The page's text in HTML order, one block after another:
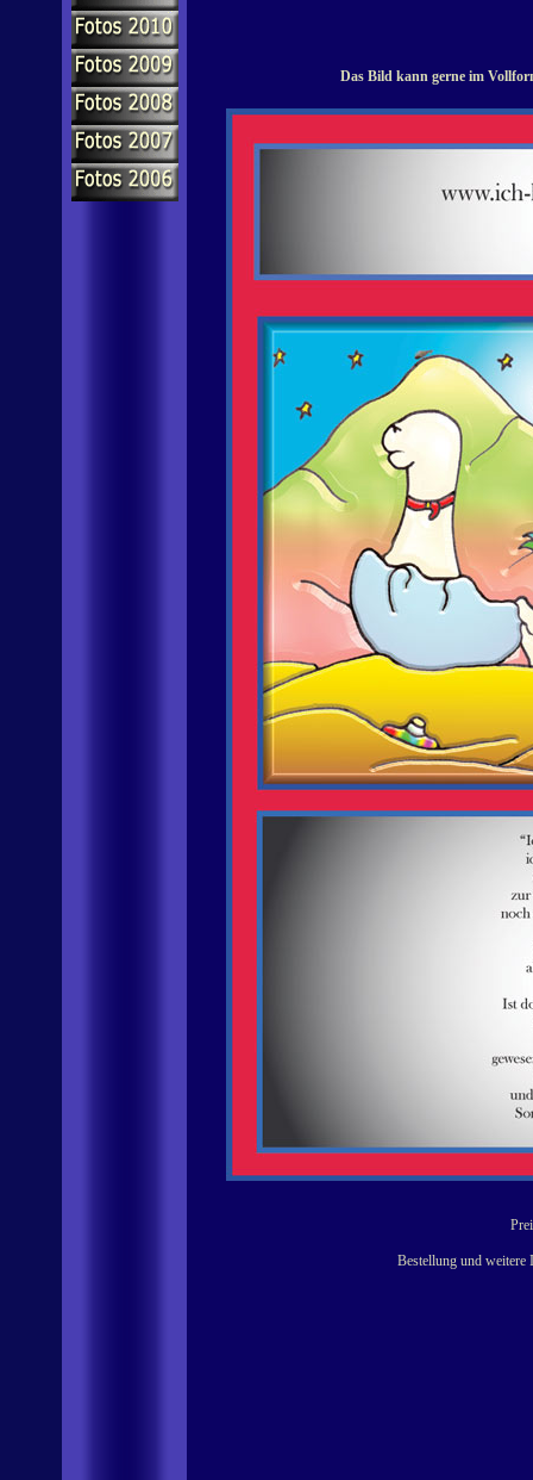
Das Bild kann gerne im
Bestellung und weitere